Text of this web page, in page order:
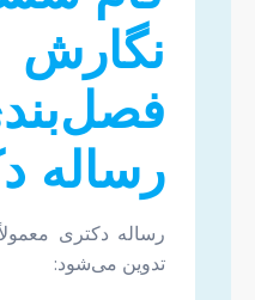
نگارش
رساله
رساله دکتری
تدوین می‌شود: